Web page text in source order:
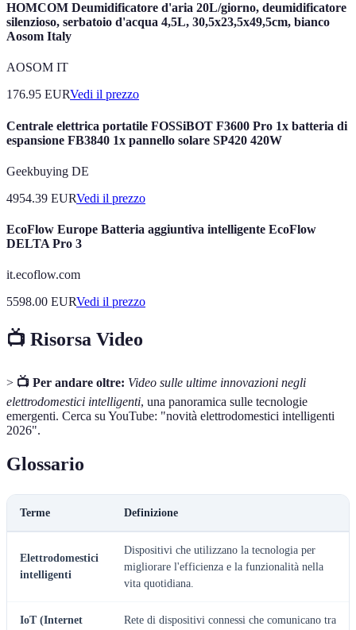
HOMCOM Deumidificatore d'aria 20L/giorno, deumidificatore
silenzioso, serbatoio d'acqua 4,5L, 30,5x23,5x49,5cm, bianco
Aosom Italy
AOSOM IT
176.95 EURVedi il prezzo
Centrale elettrica portatile FOSSiBOT F3600 Pro 1x batteria di
espansione FB3840 1x pannello solare SP420 420W
Geekbuying DE
4954.39 EURVedi il prezzo
EcoFlow Europe Batteria aggiuntiva intelligente EcoFlow
DELTA Pro 3
it.ecoflow.com
5598.00 EURVedi il prezzo
📺 Risorsa Video
> 📺 Per andare oltre: Video sulle ultime innovazioni negli
elettrodomestici intelligenti, una panoramica sulle tecnologie
emergenti. Cerca su YouTube: "novità elettrodomestici intelligenti
2026".
Glossario
Terme Definizione
Elettrodomestici
intelligenti
Dispositivi che utilizzano la tecnologia per
migliorare l'efficienza e la funzionalità nella
vita quotidiana.
IoT (Internet
Rete di dispositivi connessi che comunicano tra